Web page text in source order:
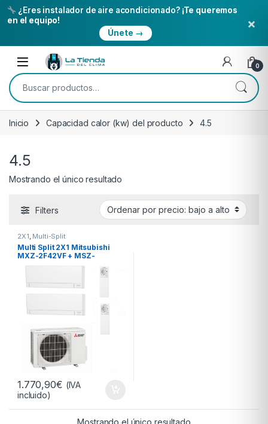
¿Eres instalador de aire acondicionado? ¡Te queremos
en el equipo!
Únete →
×
Skip to navigation
Skip to content
Open 0
Buscar por:
Inicio Capacidad calor (kw) del producto 4.5
4.5
Mostrando el único resultado
Filters
2X1, Multi-Split
Multi Split 2X1 Mitsubishi
MXZ-2F42VF + MSZ-
AY35VGK+ MSZ-AY25VGK R-
1.770,90€ (IVA
incluido)
Mostrando el único resultado